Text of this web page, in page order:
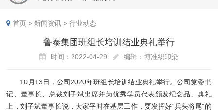
首页 > 新闻资讯 >行业动态
鲁泰集团班组长培训结业典礼举行
时间：2022-04-29 编辑：博准织印染
10月13日，公司2020年班组长培训结业典礼举行。公司党委书
记、董事长、总裁刘子斌出席并为优秀学员代表颁发纪念品。典礼
上，刘子斌董事长说，大家平时在基层工作，要发挥好“兵头将尾”的